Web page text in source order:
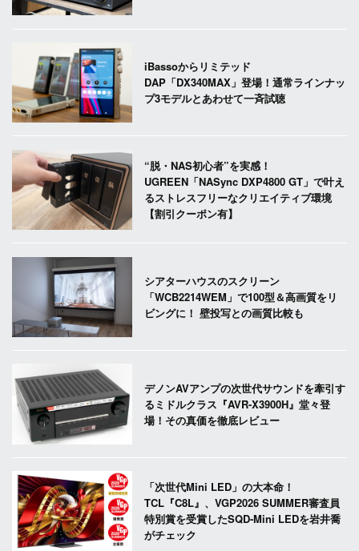
iBassoからリミテッド
DAP「DX340MAX」登場！通常ラインナッ
プ3モデルとあわせて一斉試聴
“脱・NAS初心者”を実感！
UGREEN「NASync DXP4800 GT」で叶え
るストレスフリーなクリエイティブ環境
【割引クーポン有】
シアターハウスのスクリーン
「WCB2214WEM」で100型＆高画質をリ
ビングに！ 壁投写との画質比較も
デノンAVアンプの次世代サウンドを牽引す
るミドルクラス『AVR-X3900H』堂々登
場！その真価を徹底レビュー
「次世代Mini LED」の大本命！
TCL『C8L』、VGP2026 SUMMER審査員
特別賞を受賞したSQD-Mini LEDを岩井喬
がチェック